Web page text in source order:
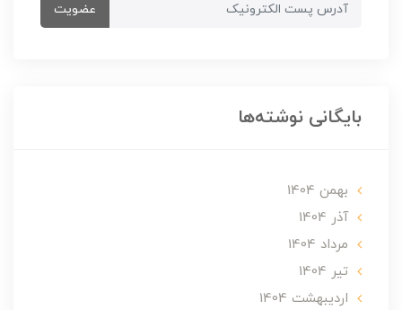
عضویت
بایگانی نوشته‌ها
بهمن 1404
آذر 1404
مرداد 1404
تير 1404
ارديبهشت 1404